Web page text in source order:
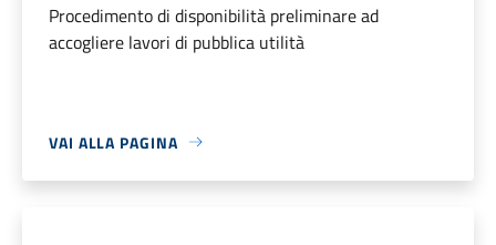
Procedimento di disponibilità preliminare ad
accogliere lavori di pubblica utilità
VAI ALLA PAGINA